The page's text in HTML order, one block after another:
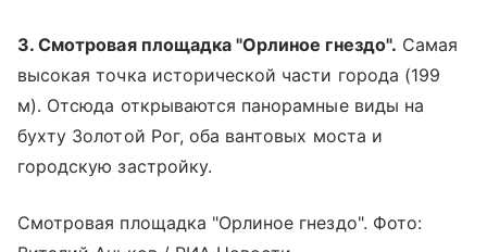
3. Смотровая площадка "Орлиное гнездо". Самая
высокая точка исторической части города (199
м). Отсюда открываются панорамные виды на
бухту Золотой Рог, оба вантовых моста и
городскую застройку.
Смотровая площадка "Орлиное гнездо". Фото: